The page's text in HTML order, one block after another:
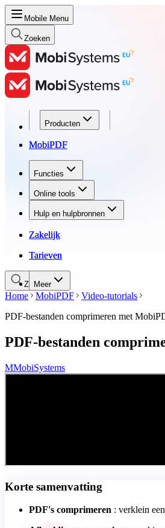
Mobile Menu
Zoeken
Producten
MobiPDF
Functies
Online tools
Hulp en hulpbronnen
Zakelijk
Tarieven
Meer
Producten
MobiPDF
Functies
Online tools
Hulp en hulpbronnen
Zakelijk
Tarieven
Zoeken
Home MobiPDF
Video-tutorials
PDF-bestanden comprimeren met
PDF-bestanden
MMobiSystems
Korte samenvatting
PDF's comprimeren : verklein